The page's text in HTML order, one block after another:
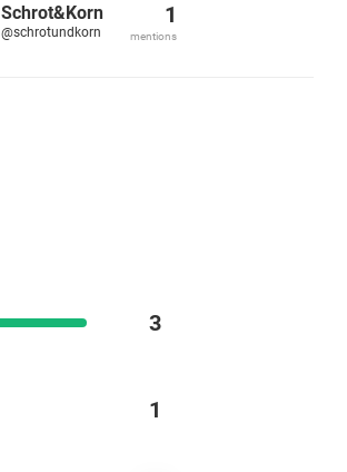
Schrot&Korn
@schrotundkorn
1
mentions
3
1